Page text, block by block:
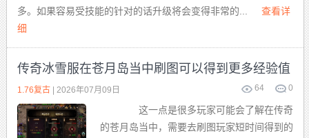
多。如果容易受技能的针对的话升级将会变得非常的...
查看详
细
传奇冰雪服在苍月岛当中刷图可以得到更多经验值
64 0
1.76复古| 2026年07月09日
这一点是很多玩家可能会了解在传奇
的苍月岛当中，需要去刷图玩家短时间得到的